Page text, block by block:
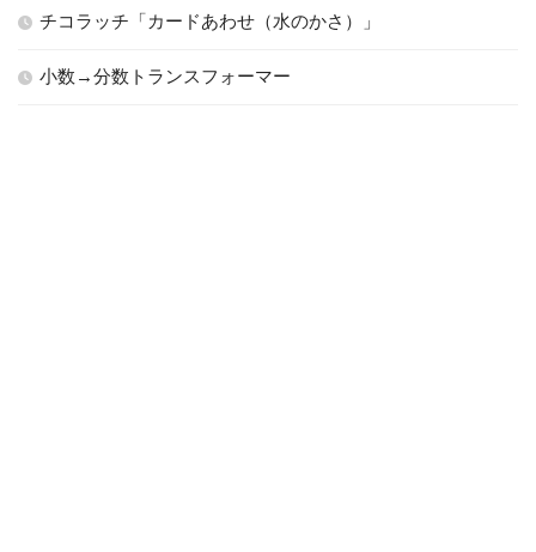
チコラッチ「カードあわせ（水のかさ）」
小数→分数トランスフォーマー